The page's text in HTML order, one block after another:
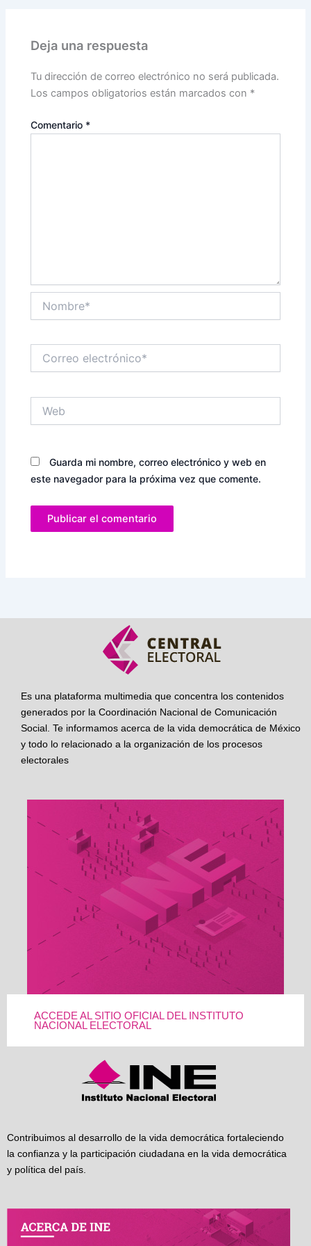
Deja una respuesta
Tu dirección de correo electrónico no será publicada.
Los campos obligatorios están marcados con *
Comentario *
electrónico*
Guarda mi nombre, correo electrónico y web en
este navegador para la próxima vez que comente.
Es una plataforma multimedia que concentra los contenidos
generados por la Coordinación Nacional de Comunicación
Social. Te informamos acerca de la vida democrática de México
y todo lo relacionado a la organización de los procesos
electorales
ACCEDE AL SITIO OFICIAL DEL INSTITUTO
NACIONAL ELECTORAL
Contribuimos al desarrollo de la vida democrática fortaleciendo
la confianza y la participación ciudadana en la vida democrática
y política del país.